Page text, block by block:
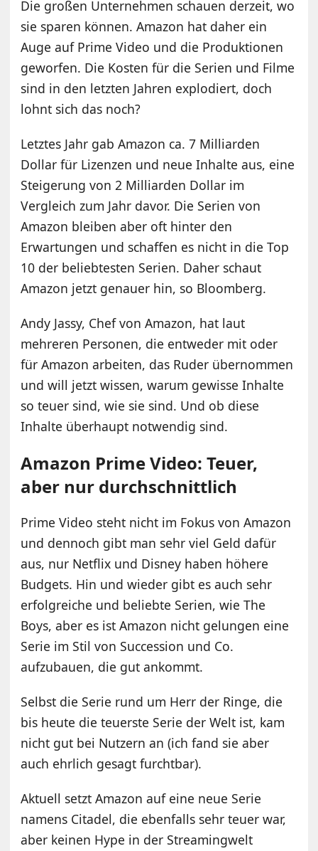
Die großen Unternehmen schauen derzeit, wo
sie sparen können. Amazon hat daher ein
Auge auf Prime Video und die Produktionen
geworfen. Die Kosten für die Serien und Filme
sind in den letzten Jahren explodiert, doch
lohnt sich das noch?
Letztes Jahr gab Amazon ca. 7 Milliarden
Dollar für Lizenzen und neue Inhalte aus, eine
Steigerung von 2 Milliarden Dollar im
Vergleich zum Jahr davor. Die Serien von
Amazon bleiben aber oft hinter den
Erwartungen und schaffen es nicht in die Top
10 der beliebtesten Serien. Daher schaut
Amazon jetzt genauer hin, so Bloomberg.
Andy Jassy, Chef von Amazon, hat laut
mehreren Personen, die entweder mit oder
für Amazon arbeiten, das Ruder übernommen
und will jetzt wissen, warum gewisse Inhalte
so teuer sind, wie sie sind. Und ob diese
Inhalte überhaupt notwendig sind.
Amazon Prime Video: Teuer,
aber nur durchschnittlich
Prime Video steht nicht im Fokus von Amazon
und dennoch gibt man sehr viel Geld dafür
aus, nur Netflix und Disney haben höhere
Budgets. Hin und wieder gibt es auch sehr
erfolgreiche und beliebte Serien, wie The
Boys, aber es ist Amazon nicht gelungen eine
Serie im Stil von Succession und Co.
aufzubauen, die gut ankommt.
Selbst die Serie rund um Herr der Ringe, die
bis heute die teuerste Serie der Welt ist, kam
nicht gut bei Nutzern an (ich fand sie aber
auch ehrlich gesagt furchtbar).
Aktuell setzt Amazon auf eine neue Serie
namens Citadel, die ebenfalls sehr teuer war,
aber keinen Hype in der Streamingwelt